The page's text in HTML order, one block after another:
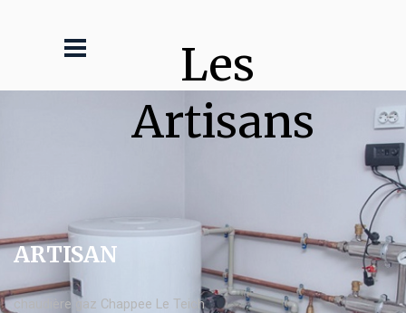
Les
Artisans
ARTISAN
chaudière gaz Chappee Le Teich